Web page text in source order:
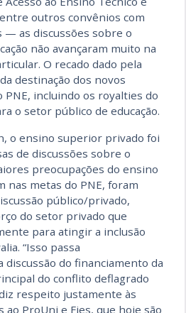
outros convênios com
— as discussões sobre o
não avançaram muito na
O recado dado pela
destinação dos novos
incluindo os royalties do
o setor público de educação.
o ensino superior privado foi
de discussões sobre o
preocupações do ensino
nas metas do PNE, foram
público/privado,
do setor privado que
para atingir a inclusão
“Isso passa
discussão do financiamento da
do conflito deflagrado
respeito justamente às
ao ProUni e Fies, que hoje são